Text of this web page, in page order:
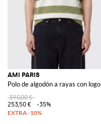
AMI PARIS
Polo de algodón a rayas con logo
390,00 €
253,50 €
-35%